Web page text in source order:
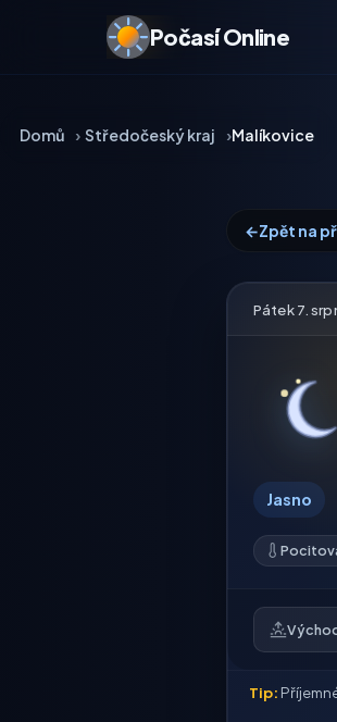
Počasí Online
Domů Středočeský kraj Malíkovice
←Zpět na
Pátek 7.
Jasno
Tip: